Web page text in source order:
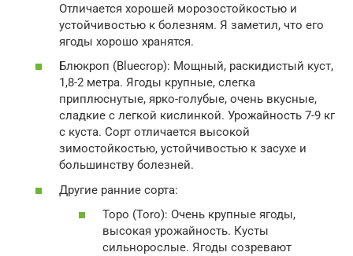
Отличается хорошей морозостойкостью и
устойчивостью к болезням. Я заметил, что его
ягоды хорошо хранятся.
Блюкроп (Bluecrop): Мощный, раскидистый куст,
1,8-2 метра. Ягоды крупные, слегка
приплюснутые, ярко-голубые, очень вкусные,
сладкие с легкой кислинкой. Урожайность 7-9 кг
с куста. Сорт отличается высокой
зимостойкостью, устойчивостью к засухе и
большинству болезней.
Другие ранние сорта:
Торо (Toro): Очень крупные ягоды,
высокая урожайность. Кусты
сильнорослые. Ягоды созревают